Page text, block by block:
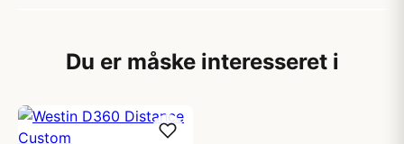
Du er måske interesseret i